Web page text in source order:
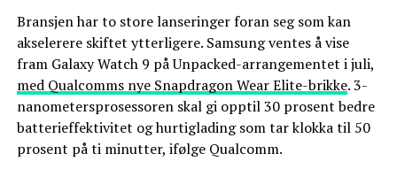
Bransjen har to store lanseringer foran seg som kan
akselerere skiftet ytterligere. Samsung ventes å vise
fram Galaxy Watch 9 på Unpacked-arrangementet i juli,
med Qualcomms nye Snapdragon Wear Elite-brikke. 3-
nanometersprosessoren skal gi opptil 30 prosent bedre
batterieffektivitet og hurtiglading som tar klokka til 50
prosent på ti minutter, ifølge Qualcomm.